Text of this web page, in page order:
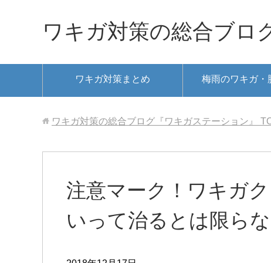
ワキガ対策の総合ブロ
ワキガ対策まとめ 梅雨のワキガ・
ワキガ対策の総合ブログ『ワキガステーション』
注意マーク！ワキガ
いって治るとは限ら